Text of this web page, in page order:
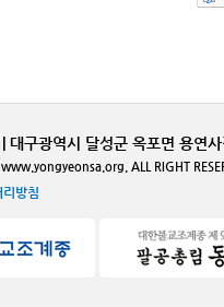
대구광역시 달성군 옥포면 용연
ALL RIGHT
방침